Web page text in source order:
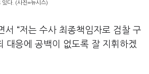
있다. (사진=뉴시스)
서 “저는 수사 최종책임자로 검찰 구
대응에 공백이 없도록 잘 지휘하겠